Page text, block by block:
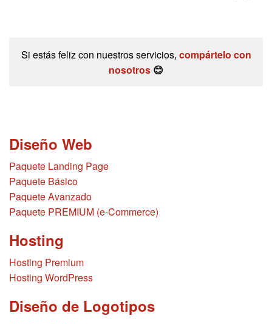
Si estás feliz con nuestros servicios, compártelo con
nosotros 😊
Diseño Web
Paquete Landing Page
Paquete Básico
Paquete Avanzado
Paquete PREMIUM (e-Commerce)
Hosting
Hosting Premium
Hosting WordPress
Diseño de Logotipos